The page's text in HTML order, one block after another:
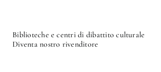
Biblioteche e centri di dibattito culturale
Diventa nostro rivenditore